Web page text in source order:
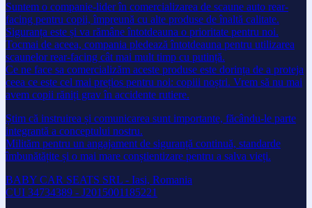
Suntem o companie-lider în comercializarea de scaune auto rear-
facing pentru copii, împreună cu alte produse de înaltă calitate.
Siguranța este și va rămâne întotdeauna o prioritate pentru noi.
Tocmai de aceea, compania pledează întotdeauna pentru utilizarea
scaunelor rear-facing cât mai mult timp cu putință.
Ce ne face sa comercializăm aceste produse este dorința de a proteja
ceea ce este cel mai prețios pentru noi: copiii noștri. Vrem să nu mai
avem copii răniți grav în accidente rutiere.
Știm că instruirea și comunicarea sunt importante, făcându-le parte
integrantă a conceptului nostru.
Milităm pentru un angajament de siguranță continuă, standarde
îmbunătățite și o mai mare conștientizare pentru a salva vieți.
BABY CAR SEATS SRL - Iasi, Romania
CUI 34734389 - J2015001185221